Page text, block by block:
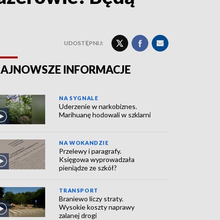
UDOSTĘPNIJ:
INFORMACJE
NA SYGNALE
Uderzenie w narkobiznes.
Marihuanę hodowali w szklarni
NA WOKANDZIE
Przelewy i paragrafy.
Księgowa wyprowadzała
pieniądze ze szkół?
TRANSPORT
Braniewo liczy straty.
Wysokie koszty naprawy
zalanej drogi